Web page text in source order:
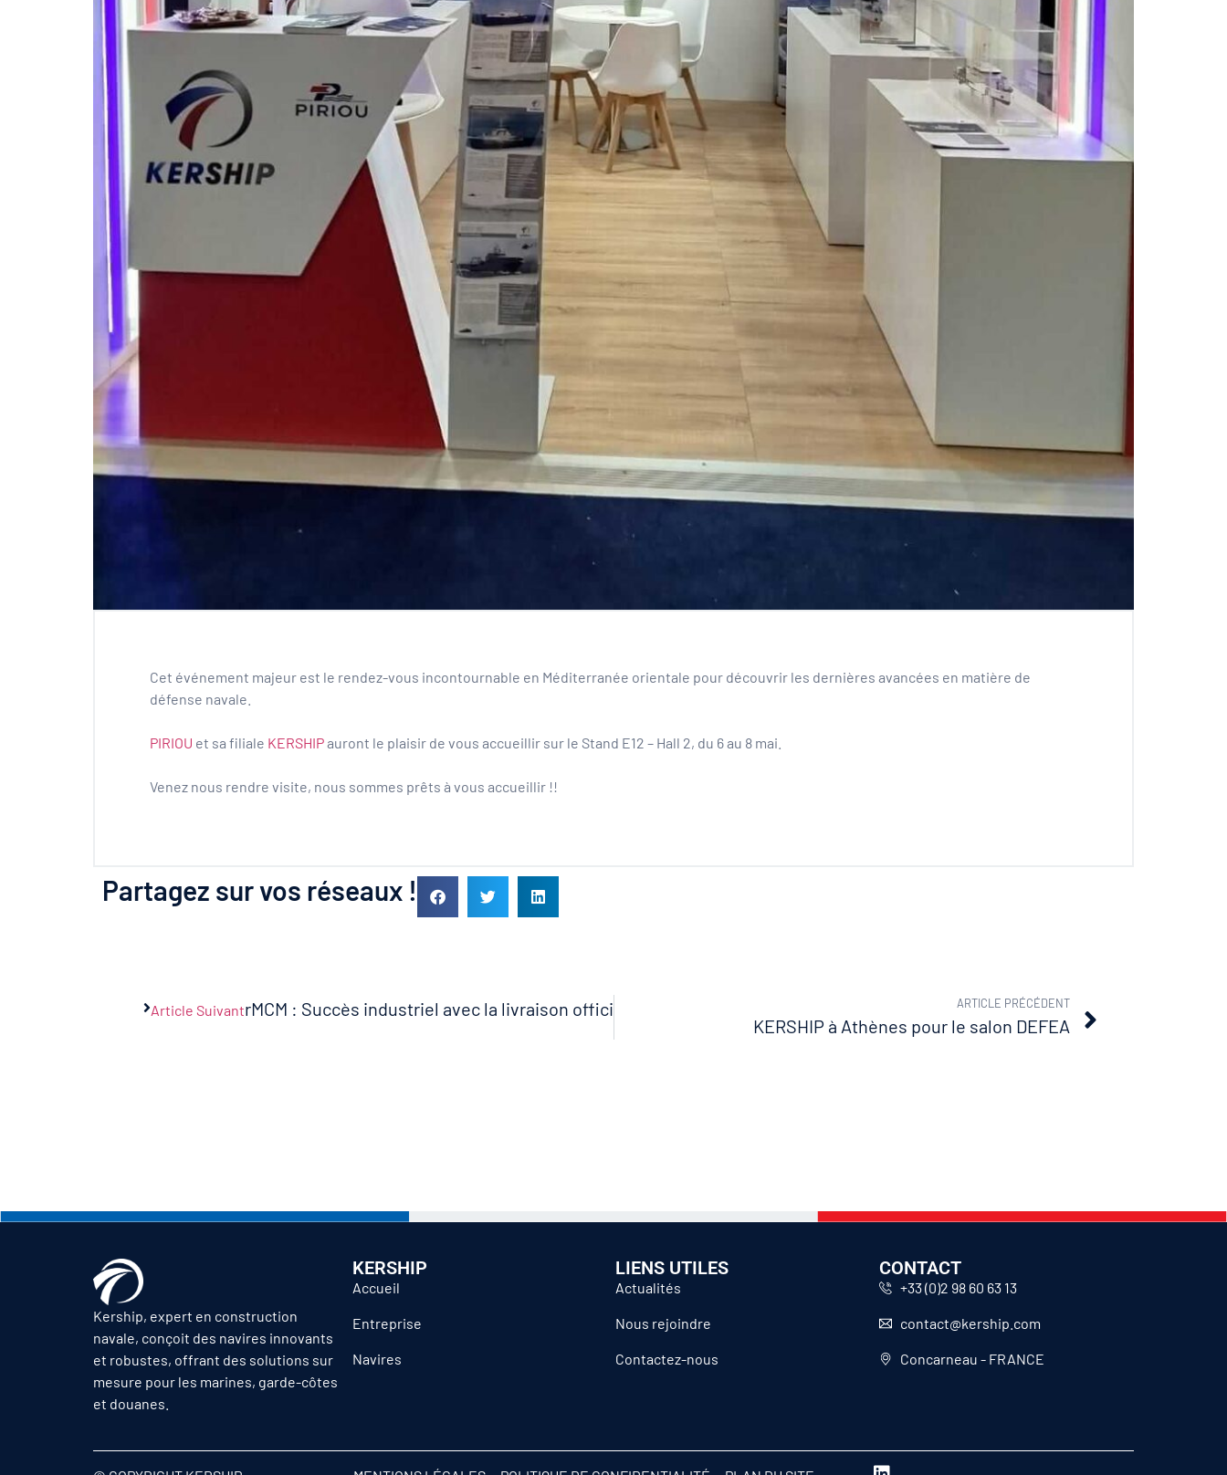
Cet événement majeur est le rendez-vous incontournable en Méditerranée orientale pour découvrir les dernières avancées en matière de
défense navale.
PIRIOU et sa filiale KERSHIPauront le plaisir de vous accueillir sur le Stand E12 – Hall 2, du 6 au 8 mai.
Venez nous rendre visite, nous sommes prêts à vous accueillir !!
Partagez sur vos réseaux !
ARTICLE PRÉCÉDENT
KERSHIP à Athènes pour le salon DEFEA
Article SuivantrMCM : Succès industriel avec la livraison officielle de l’Oostende sous maîtrise d’œuvre Kership
Kership, expert en construction
navale, conçoit des navires innovants
et robustes, offrant des solutions sur
mesure pour les marines, garde-côtes
et douanes.
KERSHIP
Accueil
Entreprise
Navires
LIENS UTILES
Actualités
Nous rejoindre
Contactez-nous
CONTACT
+33 (0)2 98 60 63 13
contact@kership.com
Concarneau - FRANCE